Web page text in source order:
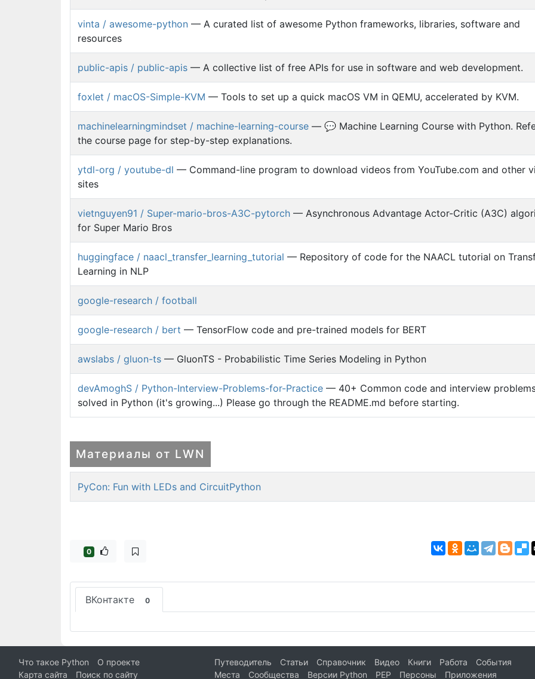
vinta / awesome-python — A curated list of awesome Python frameworks, libraries, software and
resources
public-apis / public-apis — A collective list of free APIs for use in software and web development.
foxlet / macOS-Simple-KVM — Tools to set up a quick macOS VM in QEMU, accelerated by KVM.
machinelearningmindset / machine-learning-course — 💬 Machine Learning Course with Python.
the course page for step-by-step explanations.
ytdl-org / youtube-dl — Command-line program to download videos from YouTube.com and other
sites
vietnguyen91 / Super-mario-bros-A3C-pytorch — Asynchronous Advantage Actor-Critic (A3C)
for Super Mario Bros
huggingface / naacl_transfer_learning_tutorial — Repository of code for the NAACL tutorial on
Learning in NLP
google-research / football
google-research / bert — TensorFlow code and pre-trained models for BERT
awslabs / gluon-ts — GluonTS - Probabilistic Time Series Modeling in Python
devAmoghS / Python-Interview-Problems-for-Practice — 40+ Common code and interview
solved in Python (it's growing...) Please go through the README.md before starting.
Материалы от LWN
PyCon: Fun with LEDs and CircuitPython
0
ВКонтакте 0
Что такое Python
О проекте
Карта сайта
Поиск по сайту
Путеводитель Статьи Справочник Видео Книги Работа
События
Места
Сообщества Версии Python PEP Персоны Приложения